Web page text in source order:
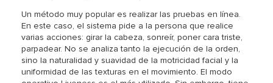
Un método muy popular es realizar las pruebas en línea.
En este caso, el sistema pide a la persona que realice
varias acciones: girar la cabeza, sonreír, poner cara triste,
parpadear. No se analiza tanto la ejecución de la orden,
sino la naturalidad y suavidad de la motricidad facial y la
uniformidad de las texturas en el movimiento. El modo